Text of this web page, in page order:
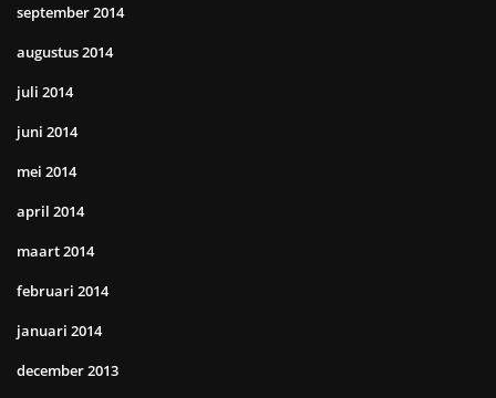
september 2014
augustus 2014
juli 2014
juni 2014
mei 2014
april 2014
maart 2014
februari 2014
januari 2014
december 2013